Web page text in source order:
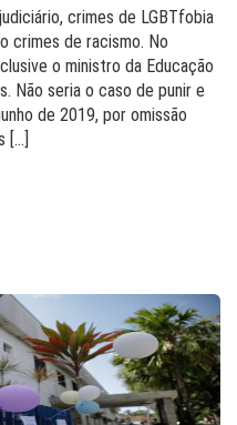
crimes de LGBTfobia
crimes de racismo. No
o ministro da Educação
Não seria o caso de punir e
de 2019, por omissão
[…]